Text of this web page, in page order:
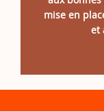
mise en
et